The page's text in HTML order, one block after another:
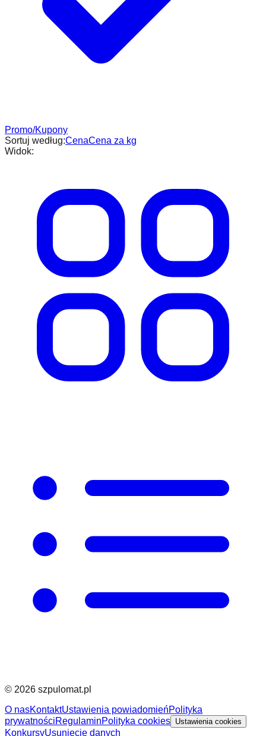
Promo/Kupony
Sortuj według:CenaCena za kg
Widok:
© 2026 szpulomat.pl
O nasKontaktUstawienia powiadomieńPolityka
prywatnościRegulaminPolityka cookies Ustawienia cookies
KonkursyUsunięcie danych